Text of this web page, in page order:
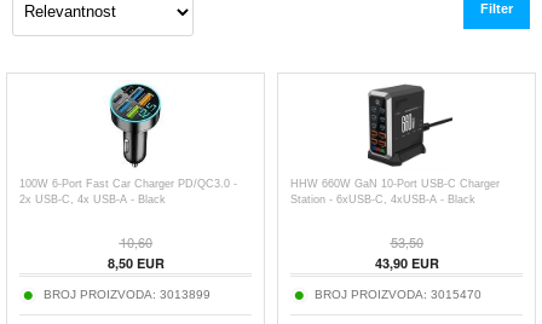
Filter
100W 6-Port Fast Car Charger PD/QC3.0 -
2x USB-C, 4x USB-A - Black
10,60
8,50EUR
BROJ PROIZVODA: 3013899
HHW 660W GaN 10-Port USB-C Charger
Station - 6xUSB-C, 4xUSB-A - Black
53,50
43,90EUR
BROJ PROIZVODA: 3015470